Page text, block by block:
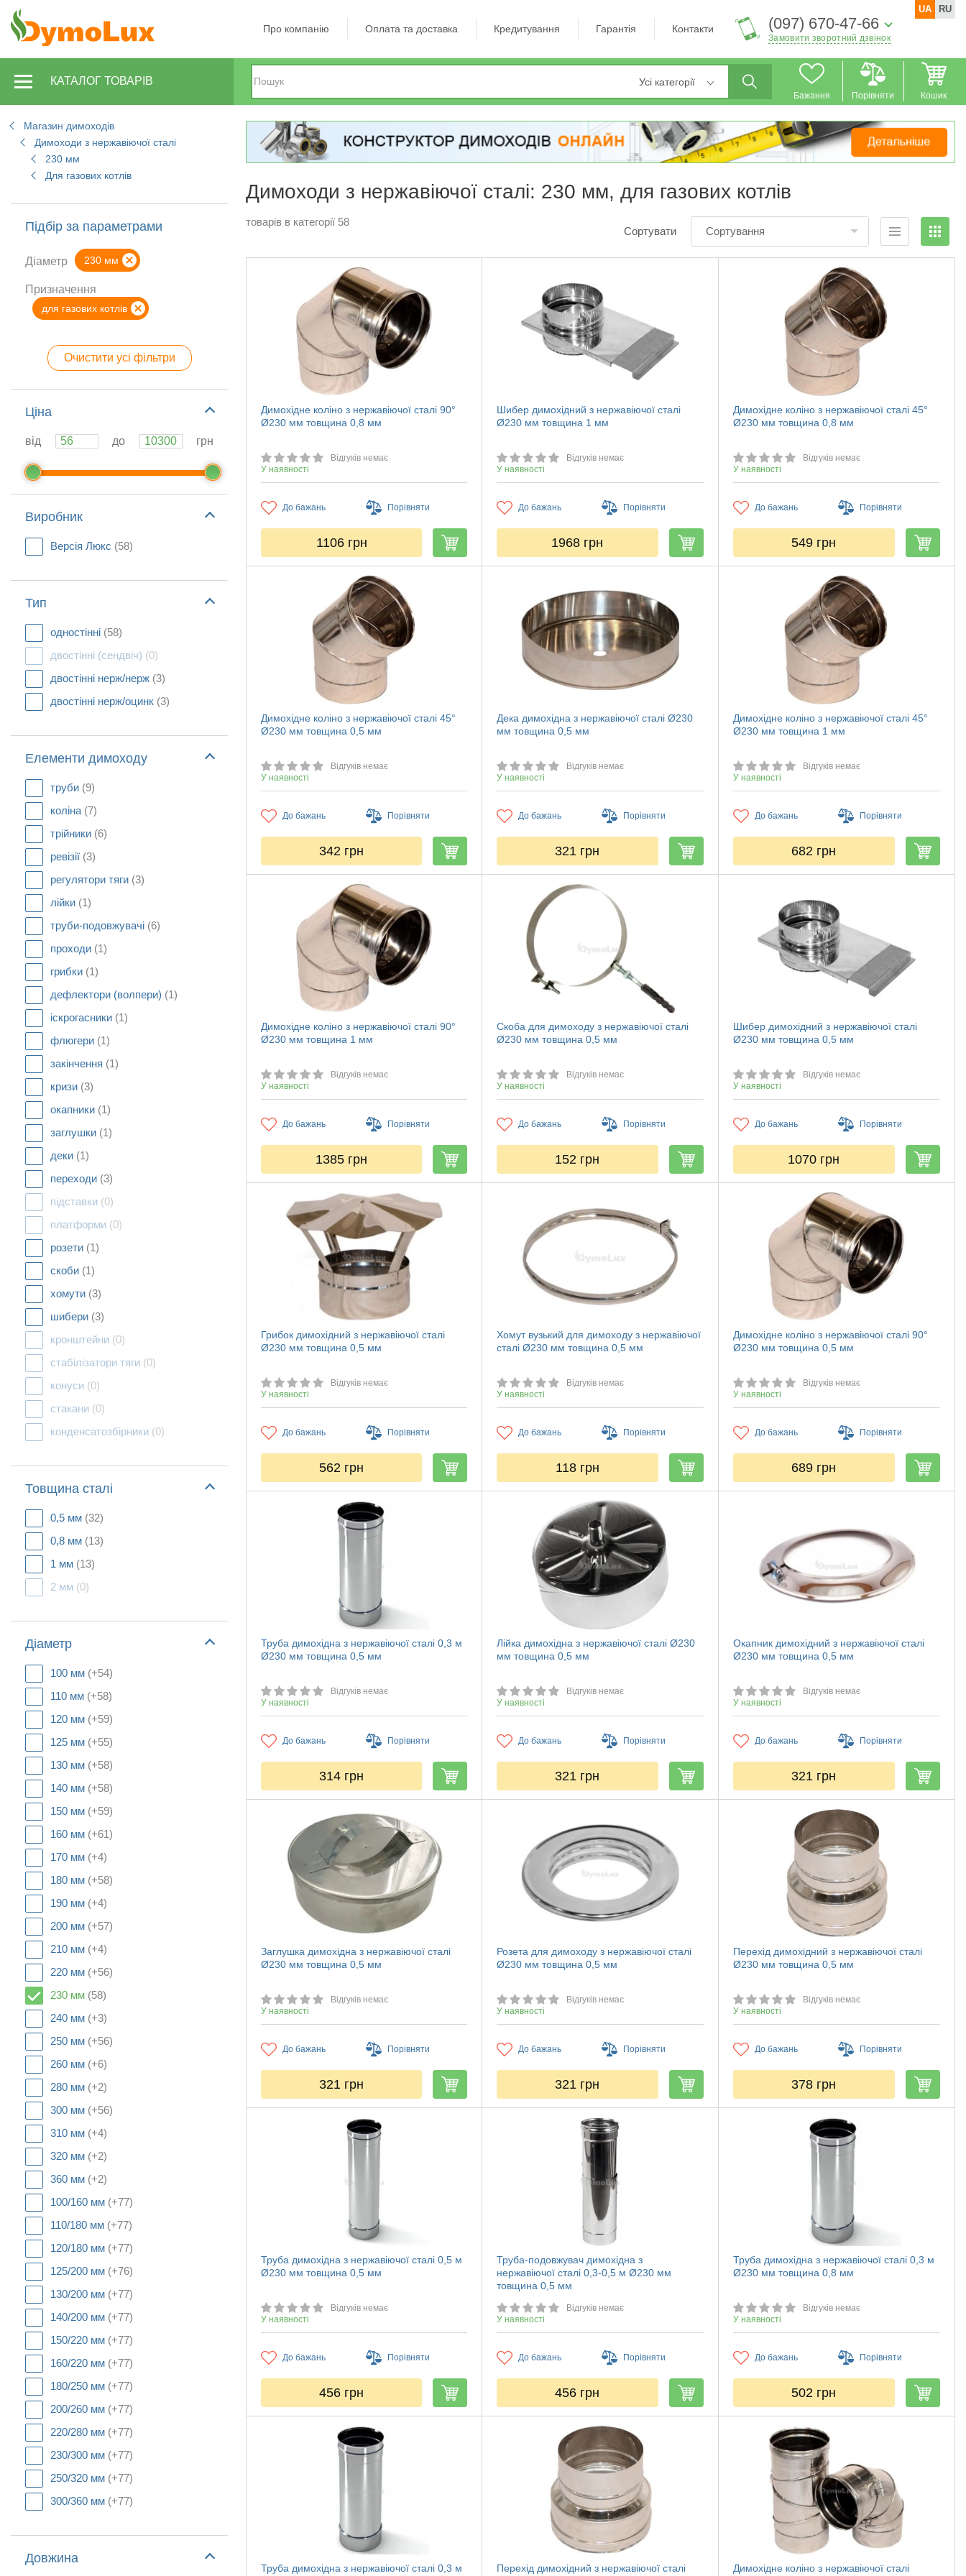
Про компанію Оплата та доставка Кредитування Гарантія Контакти (097) 670-47-66
Замовити зворотний дзвінок
UA RU
КАТАЛОГ ТОВАРІВ Усі категорії
Бажання Порівняти Кошик
Магазин димоходів
Димоходи з нержавіючої сталі
230 мм
Для газових котлів
Підбір за параметрами
Діаметр 230 мм
Призначення
для газових котлів
Очистити усі фільтри
Ціна
від до грн
Виробник
Версія Люкс (58)
Тип
одностінні (58)
двостінні (сендвіч) (0)
двостінні нерж/нерж (3)
двостінні нерж/оцинк (3)
Елементи димоходу
труби (9)
коліна (7)
трійники (6)
ревізії (3)
регулятори тяги (3)
лійки (1)
труби-подовжувачі (6)
проходи (1)
грибки (1)
дефлектори (волпери) (1)
іскрогасники (1)
флюгери (1)
закінчення (1)
кризи (3)
окапники (1)
заглушки (1)
деки (1)
переходи (3)
підставки (0)
платформи (0)
розети (1)
скоби (1)
хомути (3)
шибери (3)
кронштейни (0)
стабілізатори тяги (0)
конуси (0)
стакани (0)
конденсатозбірники (0)
Товщина сталі
0,5 мм (32)
0,8 мм (13)
1 мм (13)
2 мм (0)
Діаметр
100 мм (+54)
110 мм (+58)
120 мм (+59)
125 мм (+55)
130 мм (+58)
140 мм (+58)
150 мм (+59)
160 мм (+61)
170 мм (+4)
180 мм (+58)
190 мм (+4)
200 мм (+57)
210 мм (+4)
220 мм (+56)
230 мм (58)
240 мм (+3)
250 мм (+56)
260 мм (+6)
280 мм (+2)
300 мм (+56)
310 мм (+4)
320 мм (+2)
360 мм (+2)
100/160 мм (+77)
110/180 мм (+77)
120/180 мм (+77)
125/200 мм (+76)
130/200 мм (+77)
140/200 мм (+77)
150/220 мм (+77)
160/220 мм (+77)
180/250 мм (+77)
200/260 мм (+77)
220/280 мм (+77)
230/300 мм (+77)
250/320 мм (+77)
300/360 мм (+77)
Довжина
Димоходи з нержавіючої сталі: 230 мм, для газових котлів
товарів в категорії 58
Сортувати Сортування
Димохідне коліно з нержавіючої сталі 90°
Ø230 мм товщина 0,8 мм
Відгуків немає
У наявності
До бажань Порівняти
1106 грн
Шибер димохідний з нержавіючої сталі
Ø230 мм товщина 1 мм
Відгуків немає
У наявності
До бажань Порівняти
1968 грн
Димохідне коліно з нержавіючої сталі 45°
Ø230 мм товщина 0,8 мм
Відгуків немає
У наявності
До бажань Порівняти
549 грн
Димохідне коліно з нержавіючої сталі 45°
Ø230 мм товщина 0,5 мм
Відгуків немає
У наявності
До бажань Порівняти
342 грн
Дека димохідна з нержавіючої сталі Ø230
мм товщина 0,5 мм
Відгуків немає
У наявності
До бажань Порівняти
321 грн
Димохідне коліно з нержавіючої сталі 45°
Ø230 мм товщина 1 мм
Відгуків немає
У наявності
До бажань Порівняти
682 грн
Димохідне коліно з нержавіючої сталі 90°
Ø230 мм товщина 1 мм
Відгуків немає
У наявності
До бажань Порівняти
1385 грн
Скоба для димоходу з нержавіючої сталі
Ø230 мм товщина 0,5 мм
Відгуків немає
У наявності
До бажань Порівняти
152 грн
Шибер димохідний з нержавіючої сталі
Ø230 мм товщина 0,5 мм
Відгуків немає
У наявності
До бажань Порівняти
1070 грн
Грибок димохідний з нержавіючої сталі
Ø230 мм товщина 0,5 мм
Відгуків немає
У наявності
До бажань Порівняти
562 грн
Хомут вузький для димоходу з нержавіючої
сталі Ø230 мм товщина 0,5 мм
Відгуків немає
У наявності
До бажань Порівняти
118 грн
Димохідне коліно з нержавіючої сталі 90°
Ø230 мм товщина 0,5 мм
Відгуків немає
У наявності
До бажань Порівняти
689 грн
Труба димохідна з нержавіючої сталі 0,3 м
Ø230 мм товщина 0,5 мм
Відгуків немає
У наявності
До бажань Порівняти
314 грн
Лійка димохідна з нержавіючої сталі Ø230
мм товщина 0,5 мм
Відгуків немає
У наявності
До бажань Порівняти
321 грн
Окапник димохідний з нержавіючої сталі
Ø230 мм товщина 0,5 мм
Відгуків немає
У наявності
До бажань Порівняти
321 грн
Заглушка димохідна з нержавіючої сталі
Ø230 мм товщина 0,5 мм
Відгуків немає
У наявності
До бажань Порівняти
321 грн
Розета для димоходу з нержавіючої сталі
Ø230 мм товщина 0,5 мм
Відгуків немає
У наявності
До бажань Порівняти
321 грн
Перехід димохідний з нержавіючої сталі
Ø230 мм товщина 0,5 мм
Відгуків немає
У наявності
До бажань Порівняти
378 грн
Труба димохідна з нержавіючої сталі 0,5 м
Ø230 мм товщина 0,5 мм
Відгуків немає
У наявності
До бажань Порівняти
456 грн
Труба-подовжувач димохідна з
нержавіючої сталі 0,3-0,5 м Ø230 мм
товщина 0,5 мм
Відгуків немає
У наявності
До бажань Порівняти
456 грн
Труба димохідна з нержавіючої сталі 0,3 м
Ø230 мм товщина 0,8 мм
Відгуків немає
У наявності
До бажань Порівняти
502 грн
Труба димохідна з нержавіючої сталі 0,3 м
Перехід димохідний з нержавіючої сталі
Димохідне коліно з нержавіючої сталі